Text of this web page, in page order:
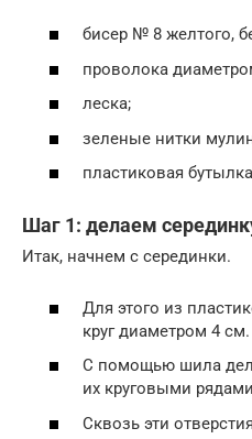
бисер № 8 желтого,
проволока
леска;
зеленые нитки
пластиковая
Шаг 1: делаем
Итак, начнем с серединки.
Для этого из
круг диаметром 4 см.
С помощью шила
их круговыми
Сквозь эти